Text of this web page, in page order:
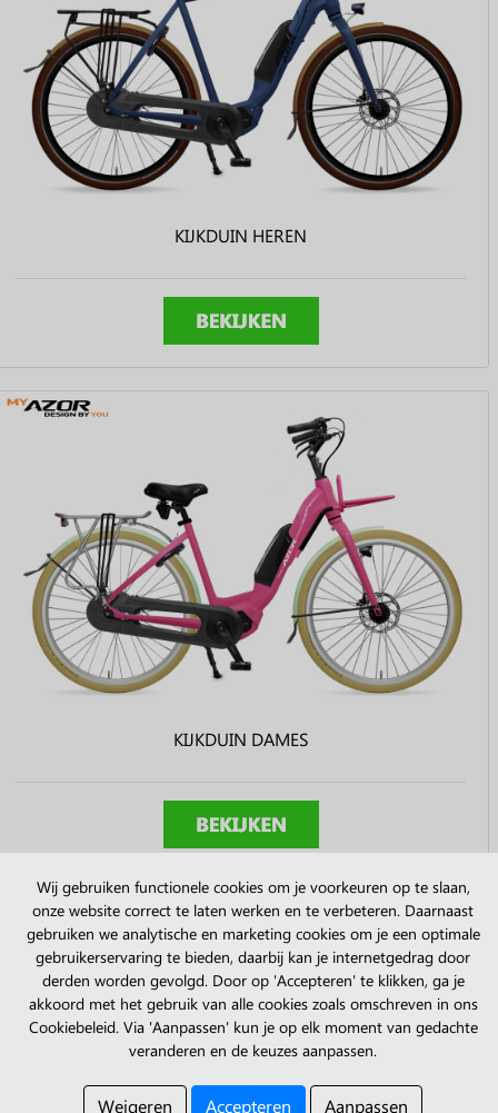
Wij gebruiken functionele cookies om je voorkeuren op te slaan,
onze website correct te laten werken en te verbeteren. Daarnaast
gebruiken we analytische en marketing cookies om je een optimale
gebruikerservaring te bieden, daarbij kan je internetgedrag door
derden worden gevolgd. Door op 'Accepteren' te klikken, ga je
akkoord met het gebruik van alle cookies zoals omschreven in ons
Cookiebeleid. Via 'Aanpassen' kun je op elk moment van gedachte
veranderen en de keuzes aanpassen.
Weigeren Accepteren Aanpassen
KIJKDUIN HEREN
KIJKDUIN DAMES